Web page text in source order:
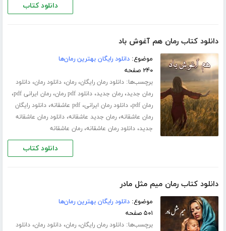
دانلود کتاب
دانلود کتاب رمان هم آغوش باد
موضوع:دانلود رایگان بهترین رمان‌ها
۲۴۰ صفحه
برچسب‌ها:دانلود رمان رایگان،رمان،دانلود رمان،دانلود
رمان جدید،رمان جدید،دانلود pdf رمان ،رمان ایرانی pdf ،
رمان pdf ،دانلود رمان ایرانی،pdf عاشقانه ،دانلود رایگان
رمان عاشقانه،رمان جدید عاشقانه،دانلود رمان عاشقانه
جدید،دانلود رمان عاشقانه،رمان عاشقانه
دانلود کتاب
دانلود کتاب رمان میم مثل مادر
موضوع:دانلود رایگان بهترین رمان‌ها
۵۰۱ صفحه
برچسب‌ها:دانلود رمان رایگان،رمان،دانلود رمان،دانلود